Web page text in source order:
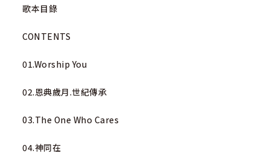
歌本目錄
CONTENTS
01.Worship You
02.恩典歲月.世紀傳承
03.The One Who Cares
04.神同在